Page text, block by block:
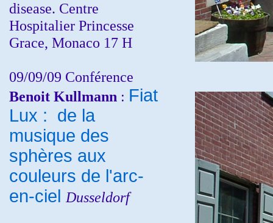
disease. Centre
Hospitalier Princesse
Grace, Monaco 17 H
09/09/09 Conférence
Benoit Kullmann : Fiat
Lux : de la
musique des
sphères aux
couleurs de l'arc-
en-ciel Dusseldorf